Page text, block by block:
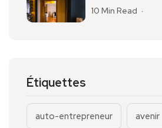
10 Min Read
Étiquettes
auto-entrepreneur avenir